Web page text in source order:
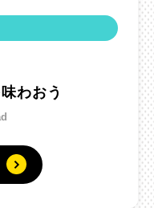
わおう